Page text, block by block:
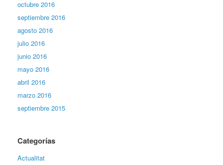
octubre 2016
septiembre 2016
agosto 2016
julio 2016
junio 2016
mayo 2016
abril 2016
marzo 2016
septiembre 2015
Categorías
Actualitat